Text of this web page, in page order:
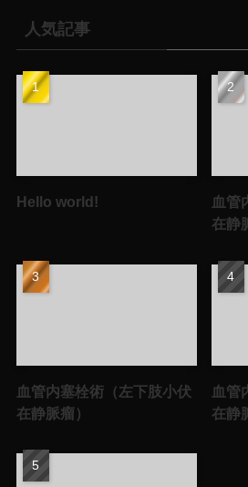
人気記事
Hello world!
血管
在静
血管内塞栓術（左下肢小伏
在静脈瘤）
血管
在静